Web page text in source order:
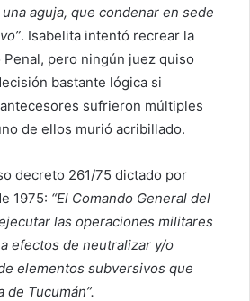
aguja, que condenar en sede
. Isabelita intentó recrear la
Penal, pero ningún juez quiso
bastante lógica si
sufrieron múltiples
de ellos murió acribillado.
decreto 261/75 dictado por
1975: “El Comando General del
las operaciones militares
efectos de neutralizar y/o
elementos subversivos que
de Tucumán”.